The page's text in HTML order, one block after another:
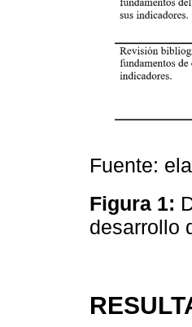
Fuente:
Figura 1:
desarrollo